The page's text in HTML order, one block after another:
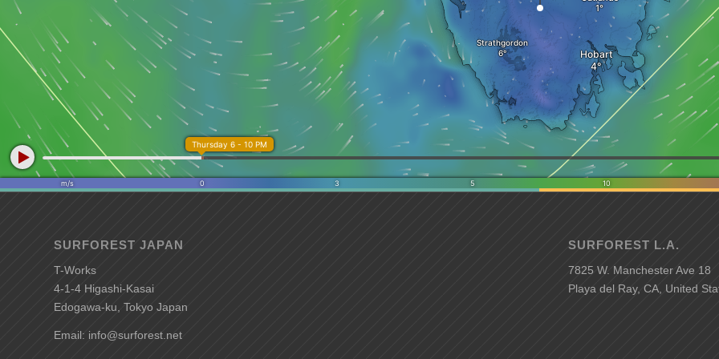
SURFOREST JAPAN
T-Works
4-1-4 Higashi-Kasai
Edogawa-ku, Tokyo Japan
Email: info@surforest.net
SURFOREST L.A.
7825 W. Manchester Ave 18
Playa del Ray, CA, United